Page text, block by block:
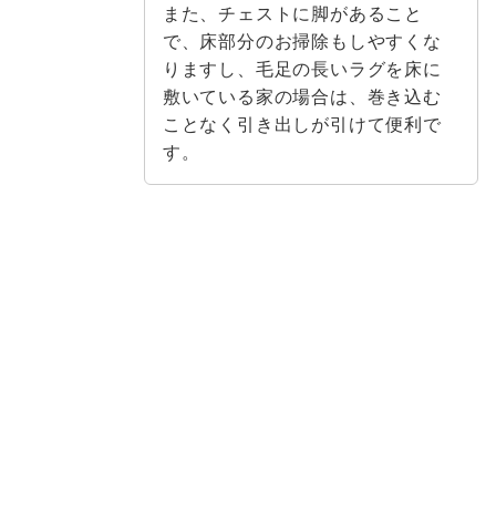
また、チェストに脚があること
で、床部分のお掃除もしやすくな
りますし、毛足の長いラグを床に
敷いている家の場合は、巻き込む
ことなく引き出しが引けて便利で
す。